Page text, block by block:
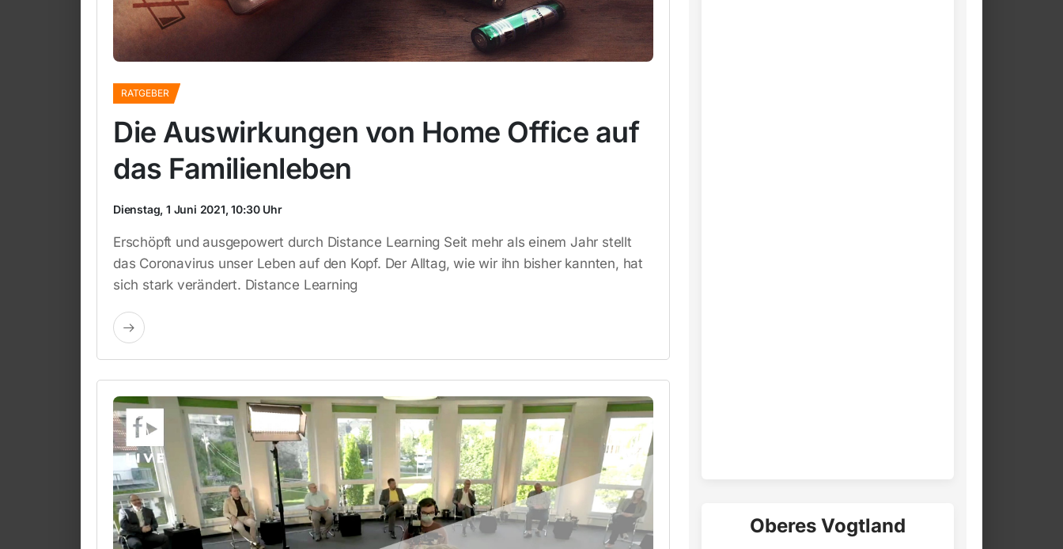
RATGEBER
Die Auswirkungen von Home Office auf
das Familienleben
Dienstag, 1 Juni 2021, 10:30 Uhr
Erschöpft und ausgepowert durch Distance Learning Seit mehr als einem Jahr stellt
das Coronavirus unser Leben auf den Kopf. Der Alltag, wie wir ihn bisher kannten, hat
sich stark verändert. Distance Learning
Oberes Vogtland